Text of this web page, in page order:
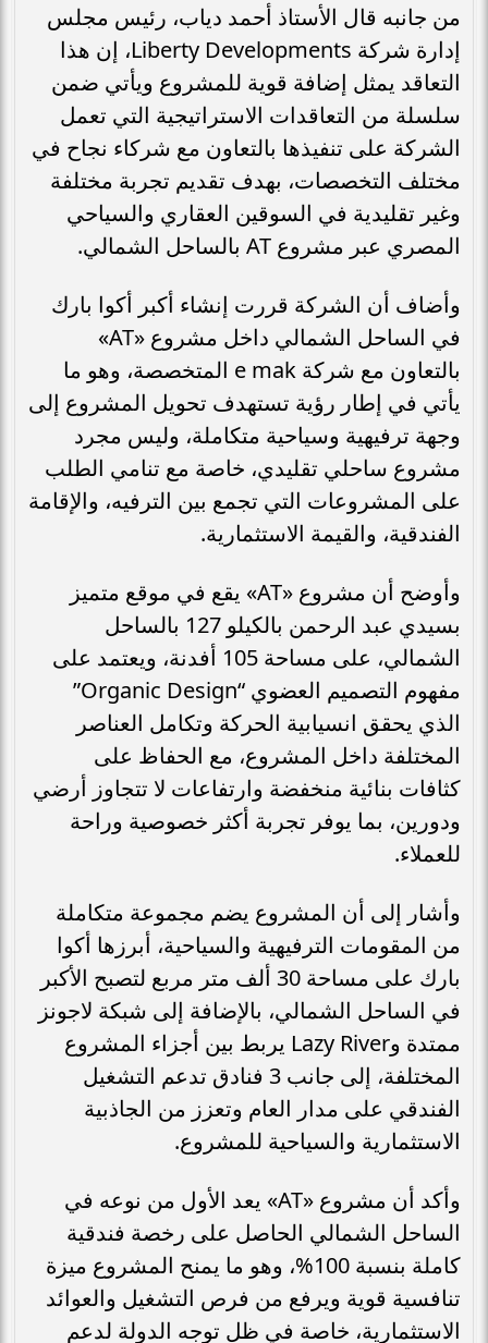
من جانبه قال الأستاذ أحمد دياب، رئيس مجلس
إدارة شركة Liberty Developments، إن هذا
التعاقد يمثل إضافة قوية للمشروع ويأتي ضمن
سلسلة من التعاقدات الاستراتيجية التي تعمل
الشركة على تنفيذها بالتعاون مع شركاء نجاح في
مختلف التخصصات، بهدف تقديم تجربة مختلفة
وغير تقليدية في السوقين العقاري والسياحي
المصري عبر مشروع AT بالساحل الشمالي.
وأضاف أن الشركة قررت إنشاء أكبر أكوا بارك
في الساحل الشمالي داخل مشروع «AT»
بالتعاون مع شركة e mak المتخصصة، وهو ما
يأتي في إطار رؤية تستهدف تحويل المشروع إلى
وجهة ترفيهية وسياحية متكاملة، وليس مجرد
مشروع ساحلي تقليدي، خاصة مع تنامي الطلب
على المشروعات التي تجمع بين الترفيه، والإقامة
الفندقية، والقيمة الاستثمارية.
وأوضح أن مشروع «AT» يقع في موقع متميز
بسيدي عبد الرحمن بالكيلو 127 بالساحل
الشمالي، على مساحة 105 أفدنة، ويعتمد على
مفهوم التصميم العضوي “Organic Design”
الذي يحقق انسيابية الحركة وتكامل العناصر
المختلفة داخل المشروع، مع الحفاظ على
كثافات بنائية منخفضة وارتفاعات لا تتجاوز أرضي
ودورين، بما يوفر تجربة أكثر خصوصية وراحة
للعملاء.
وأشار إلى أن المشروع يضم مجموعة متكاملة
من المقومات الترفيهية والسياحية، أبرزها أكوا
بارك على مساحة 30 ألف متر مربع لتصبح الأكبر
في الساحل الشمالي، بالإضافة إلى شبكة لاجونز
ممتدة وLazy River يربط بين أجزاء المشروع
المختلفة، إلى جانب 3 فنادق تدعم التشغيل
الفندقي على مدار العام وتعزز من الجاذبية
الاستثمارية والسياحية للمشروع.
وأكد أن مشروع «AT» يعد الأول من نوعه في
الساحل الشمالي الحاصل على رخصة فندقية
كاملة بنسبة 100%، وهو ما يمنح المشروع ميزة
تنافسية قوية ويرفع من فرص التشغيل والعوائد
الاستثمارية، خاصة في ظل توجه الدولة لدعم